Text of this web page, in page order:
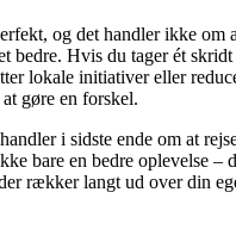
og det handler ikke om
bedre. Hvis du tager ét
lokale initiativer eller
gøre en forskel.
i sidste ende om at
bare en bedre oplevelse –
rækker langt ud over din